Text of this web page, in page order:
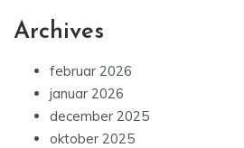
Archives
februar 2026
januar 2026
december 2025
oktober 2025